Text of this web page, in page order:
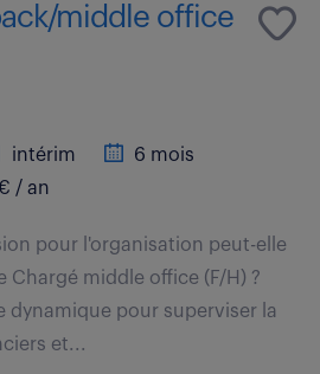
middle office
intérim
6 mois
/ an
pour l'organisation peut-elle
Chargé middle office (F/H) ?
dynamique pour superviser la
et...